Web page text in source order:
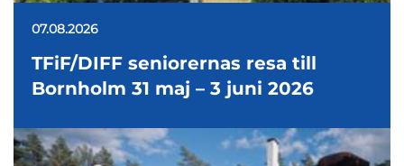
07.08.2026
TFiF/DIFF seniorernas resa till
Bornholm 31 maj – 3 juni 2026